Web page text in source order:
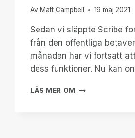
Av Matt Campbell 19 maj 2021
Sedan vi släppte Scribe
från den offentliga
månaden har vi fortsatt
dess funktioner. Nu kan
LÄS MER OM
NYA